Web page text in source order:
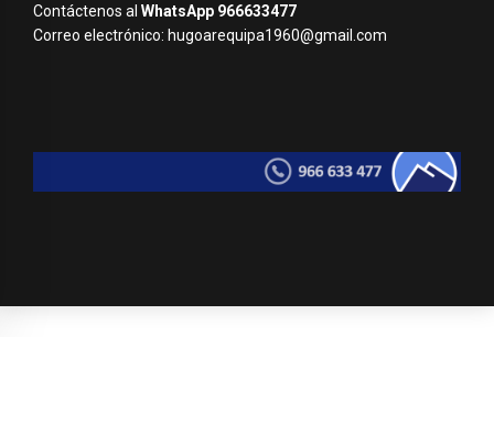
Contáctenos al WhatsApp 966633477
Correo electrónico: hugoarequipa1960@gmail.com